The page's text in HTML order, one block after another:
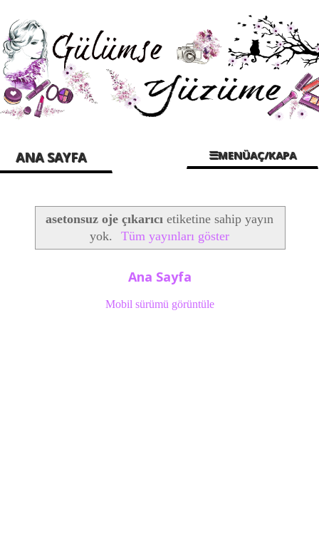
ANA SAYFA ☰MENÜAÇ/KAPA
asetonsuz oje çıkarıcı etiketine sahip yayın
yok.
Tüm yayınları göster
Ana Sayfa
Mobil sürümü görüntüle